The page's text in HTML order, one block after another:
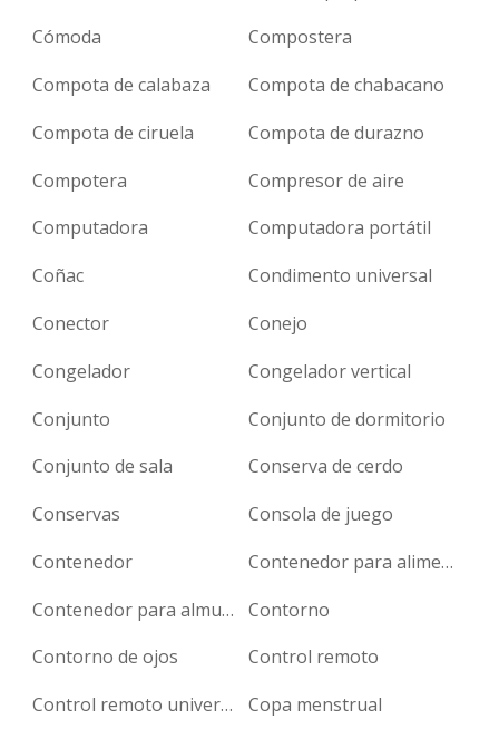
Cómoda
Compostera
Compota de calabaza
Compota de chabacano
Compota de ciruela
Compota de durazno
Compotera
Compresor de aire
Computadora
Computadora portátil
Coñac
Condimento universal
Conector
Conejo
Congelador
Congelador vertical
Conjunto
Conjunto de dormitorio
Conjunto de sala
Conserva de cerdo
Conservas
Consola de juego
Contenedor
Contenedor para alimentos
Contenedor para almuerzo
Contorno
Contorno de ojos
Control remoto
Control remoto universal
Copa menstrual